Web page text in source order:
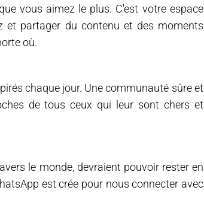
vous aimez le plus. C'est votre espace
et partager du contenu et des moments
où.
chaque jour. Une communauté sûre et
de tous ceux qui leur sont chers et
le monde, devraient pouvoir rester en
est crée pour nous connecter avec